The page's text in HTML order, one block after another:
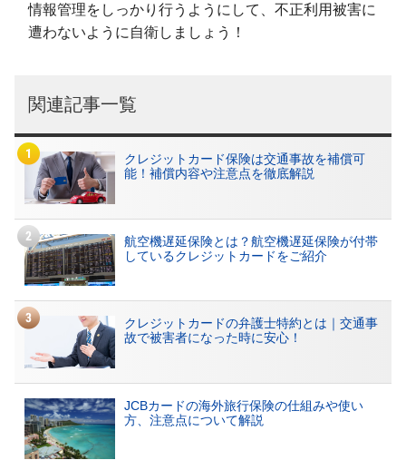
情報管理をしっかり行うようにして、不正利用被害に
遭わないように自衛しましょう！
関連記事一覧
クレジットカード保険は交通事故を補償可
能！補償内容や注意点を徹底解説
航空機遅延保険とは？航空機遅延保険が付帯
しているクレジットカードをご紹介
クレジットカードの弁護士特約とは｜交通事
故で被害者になった時に安心！
JCBカードの海外旅行保険の仕組みや使い
方、注意点について解説